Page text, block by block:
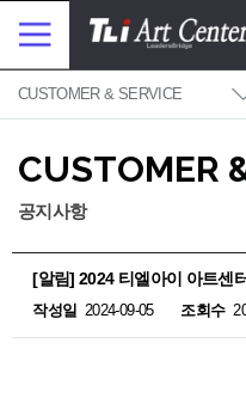
기
CUSTOMER & SERVICE
CUSTOMER
공지사항
[알림] 2024 티엘아이 아트센
작성일 2024-09-05 조회수